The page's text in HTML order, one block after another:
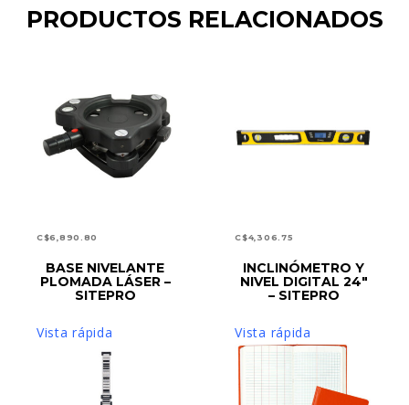
PRODUCTOS RELACIONADOS
C$6,890.80
LEER MÁS
BASE NIVELANTE
PLOMADA LÁSER –
SITEPRO
Vista rápida
C$4,306.75
AÑADIR AL CARRITO
INCLINÓMETRO Y
NIVEL DIGITAL 24″
– SITEPRO
Vista rápida